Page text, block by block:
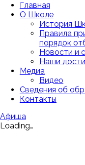
Главная
О Школе
История
Правила
порядок
Новости и
Наши
Медиа
Видео
Сведения об
Контакты
Афиша
Loading…